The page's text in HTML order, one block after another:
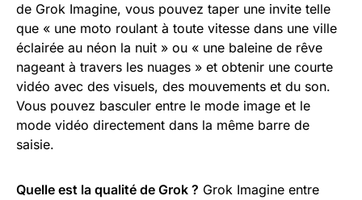
de Grok Imagine, vous pouvez taper une invite telle
que « une moto roulant à toute vitesse dans une ville
éclairée au néon la nuit » ou « une baleine de rêve
nageant à travers les nuages ​​» et obtenir une courte
vidéo avec des visuels, des mouvements et du son.
Vous pouvez basculer entre le mode image et le
mode vidéo directement dans la même barre de
saisie.
Quelle est la qualité de Grok ? Grok Imagine entre